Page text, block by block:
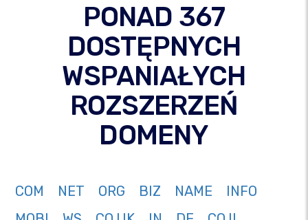
PONAD 367
DOSTĘPNYCH
WSPANIAŁYCH
ROZSZERZEŃ
DOMENY
COM NET ORG BIZ NAME
INFO